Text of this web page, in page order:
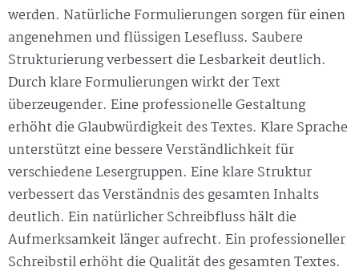
werden. Natürliche Formulierungen sorgen für einen
angenehmen und flüssigen Lesefluss. Saubere
Strukturierung verbessert die Lesbarkeit deutlich.
Durch klare Formulierungen wirkt der Text
überzeugender. Eine professionelle Gestaltung
erhöht die Glaubwürdigkeit des Textes. Klare Sprache
unterstützt eine bessere Verständlichkeit für
verschiedene Lesergruppen. Eine klare Struktur
verbessert das Verständnis des gesamten Inhalts
deutlich. Ein natürlicher Schreibfluss hält die
Aufmerksamkeit länger aufrecht. Ein professioneller
Schreibstil erhöht die Qualität des gesamten Textes.